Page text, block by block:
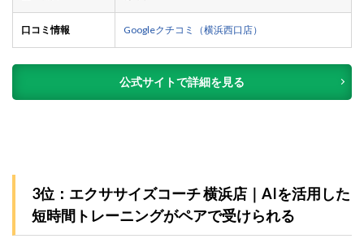
口コミ情報 Googleクチコミ（横浜西口店）
公式サイトで詳細を見る
3位：エクササイズコーチ 横浜店｜AIを活用した
短時間トレーニングがペアで受けられる